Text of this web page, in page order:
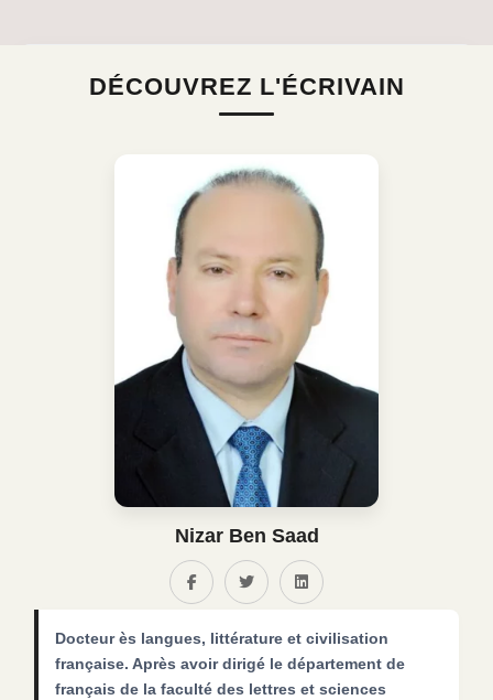
DÉCOUVREZ L'ÉCRIVAIN
Nizar Ben Saad
Docteur ès langues, littérature et civilisation
française. Après avoir dirigé le département de
français de la faculté des lettres et sciences